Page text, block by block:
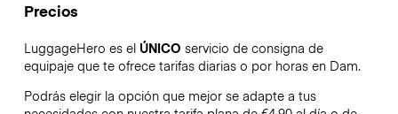
Precios
LuggageHero es el ÚNICO servicio de consigna de
equipaje que te ofrece tarifas diarias o por horas en Dam.
Podrás elegir la opción que mejor se adapte a tus